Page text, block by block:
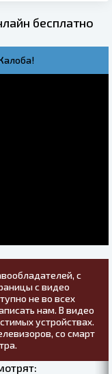
бесплатно
с
с видео
не во всех
нам. В видео
устройствах.
со смарт